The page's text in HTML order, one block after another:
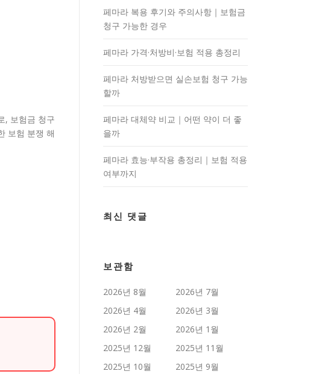
, 보험금 청구
보험 분쟁 해
페마라 복용 후기와 주의사항｜보험금
청구 가능한 경우
페마라 가격·처방비·보험 적용 총정리
페마라 처방받으면 실손보험 청구 가능
할까
페마라 대체약 비교｜어떤 약이 더 좋
을까
페마라 효능·부작용 총정리｜보험 적용
여부까지
최신 댓글
보관함
2026년 8월
2026년 7월
2026년 4월
2026년 3월
2026년 2월
2026년 1월
2025년 12월
2025년 11월
2025년 10월
2025년 9월